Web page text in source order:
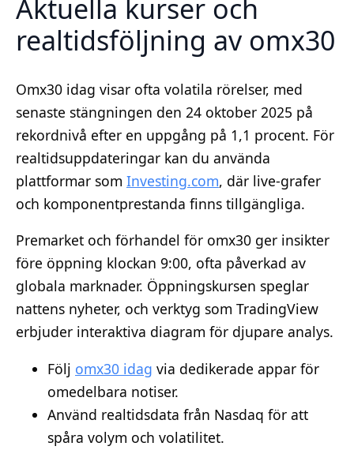
Aktuella kurser och
realtidsföljning av omx30
Omx30 idag visar ofta volatila rörelser, med
senaste stängningen den 24 oktober 2025 på
rekordnivå efter en uppgång på 1,1 procent. För
realtidsuppdateringar kan du använda
plattformar som Investing.com, där live-grafer
och komponentprestanda finns tillgängliga.
Premarket och förhandel för omx30 ger insikter
före öppning klockan 9:00, ofta påverkad av
globala marknader. Öppningskursen speglar
nattens nyheter, och verktyg som TradingView
erbjuder interaktiva diagram för djupare analys.
Följ omx30 idag via dedikerade appar för
omedelbara notiser.
Använd realtidsdata från Nasdaq för att
spåra volym och volatilitet.